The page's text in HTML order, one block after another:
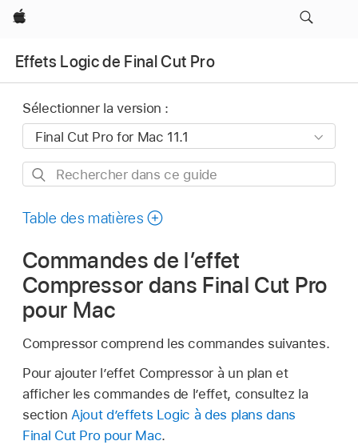
Apple
Effets Logic de Final Cut Pro
Sélectionner la version :
Rechercher
ce
Table des matières
Commandes de l’effet
Compressor dans Final Cut Pro
pour Mac
Compressor comprend les commandes suivantes.
Pour ajouter l’effet Compressor à un plan et
afficher les commandes de l’effet, consultez la
sectionAjout d’effets Logic à des plans dans
Final Cut Pro pour Mac.